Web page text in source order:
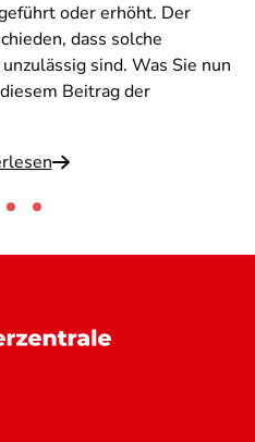
oder erhöht. Der
dass solche
sind. Was Sie nun
Beitrag der